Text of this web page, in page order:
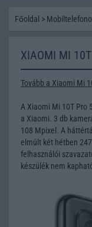
Főoldal >
XIAOMI MI
Tovább a Xiaomi Mi
A Xiaomi Mi 10T Pro
a Xiaomi. 3 db
108 Mpixel. A
elmúlt két hétben
felhasználói
készülék nem